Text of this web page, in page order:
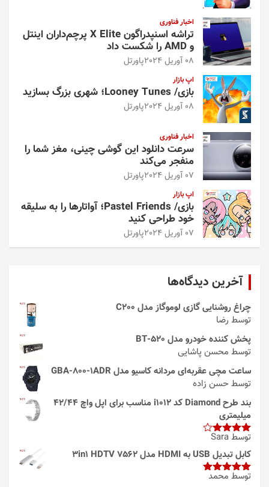
اخبار فناوری
تراشه اسنپدراگون X Elite پرچم‌داران اینتل
و AMD را شکست داد
08 آوریل 2024 پاورتل
اپ بازار
بازی/ Looney Tunes؛ شهری بزرگ بسازید
08 آوریل 2024 پاورتل
اخبار فناوری
سرعت دانلود این گوشی چینی، مغز شما را
منفجر می‌کند
07 آوریل 2024 پاورتل
اپ بازار
بازی/ Pastel Friends؛ آواتارها را به سلیقه
خود طراحی کنید
07 آوریل 2024 پاورتل
آخرین دیدگاه‌ها
چراغ روشنایی گازی لوموگاز مدل C200
توسط رضا
پخش کننده خودرو مدل 520-BT
توسط محسن پاشایی
ساعت مچی عقربه‌ای مردانه کاسیو مدل GBA-800-1ADR
توسط حسن زاده
بند طرح Diamond کد i1012 مناسب برای اپل واچ 42/44
میلیمتری
امتیاز4
از 5
توسط Sara
کابل تبدیل USB به HDMI مدل 3in1 HDTV 7562
امتیاز5از
توسط محمد